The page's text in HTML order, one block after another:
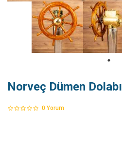
Norveç Dümen Dolabı
0 Yorum